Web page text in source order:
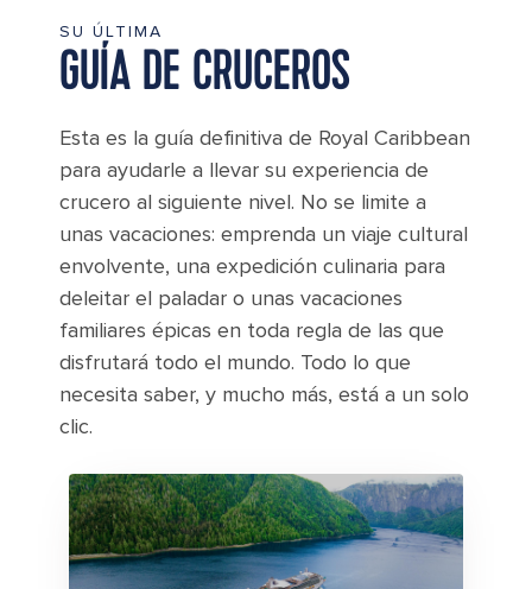
SU ÚLTIMA
GUÍA DE CRUCEROS
Esta es la guía definitiva de Royal Caribbean
para ayudarle a llevar su experiencia de
crucero al siguiente nivel. No se limite a
unas vacaciones: emprenda un viaje cultural
envolvente, una expedición culinaria para
deleitar el paladar o unas vacaciones
familiares épicas en toda regla de las que
disfrutará todo el mundo. Todo lo que
necesita saber, y mucho más, está a un solo
clic.